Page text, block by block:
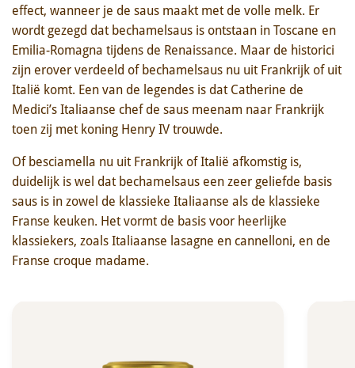
effect, wanneer je de saus maakt met de volle melk. Er
wordt gezegd dat bechamelsaus is ontstaan in Toscane en
Emilia-Romagna tijdens de Renaissance. Maar de historici
zijn erover verdeeld of bechamelsaus nu uit Frankrijk of uit
Italië komt. Een van de legendes is dat Catherine de
Medici’s Italiaanse chef de saus meenam naar Frankrijk
toen zij met koning Henry IV trouwde.
Of besciamella nu uit Frankrijk of Italië afkomstig is,
duidelijk is wel dat bechamelsaus een zeer geliefde basis
saus is in zowel de klassieke Italiaanse als de klassieke
Franse keuken. Het vormt de basis voor heerlijke
klassiekers, zoals Italiaanse lasagne en cannelloni, en de
Franse croque madame.
Probeer ook!